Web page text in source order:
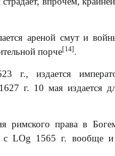
ареной смут и
порче[14] .
г., издается
г. 10 мая издается
римского права в
с LOg 1565 г. вообще